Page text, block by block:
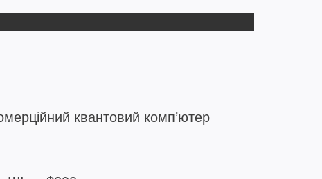
квантовий комп’ютер